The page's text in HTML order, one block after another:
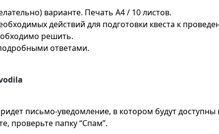
варианте. Печать А4 / 10 листов.
действий для подготовки квеста к
решить.
ответами.
письмо-уведомление, в котором будут доступны
проверьте папку “Спам”.